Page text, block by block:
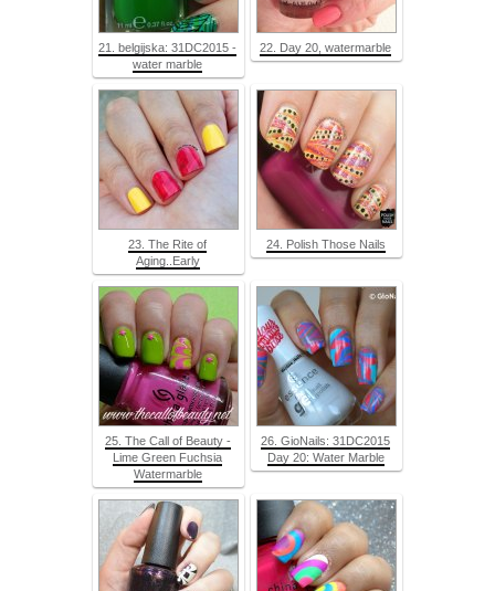
21. belgijska: 31DC2015 -
water marble
22. Day 20, watermarble
23. The Rite of
Aging..Early
24. Polish Those Nails
25. The Call of Beauty -
Lime Green Fuchsia
Watermarble
26. GioNails: 31DC2015
Day 20: Water Marble